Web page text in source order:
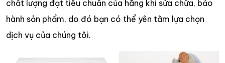
chất lượng đạt tiêu chuẩn của hãng khi sửa chữa, bảo
hành sản phẩm, do đó bạn có thể yên tâm lựa chọn
dịch vụ của chúng tôi.